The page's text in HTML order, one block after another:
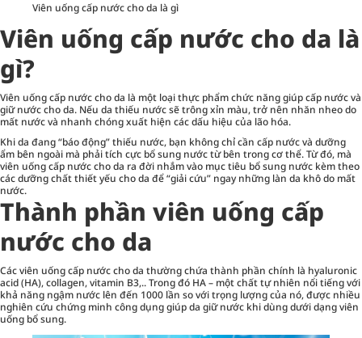
Viên uống cấp nước cho da là gì
Viên uống cấp nước cho da là
gì?
Viên uống cấp nước cho da là một loại thực phẩm chức năng giúp cấp nước và
giữ nước cho da. Nếu da thiếu nước sẽ trông xỉn màu, trở nên nhăn nheo do
mất nước và nhanh chóng xuất hiện các dấu hiệu của lão hóa.
Khi da đang “báo động” thiếu nước, bạn không chỉ cần cấp nước và dưỡng
ẩm bên ngoài mà phải tích cực bổ sung nước từ bên trong cơ thể. Từ đó, mà
viên uống cấp nước cho da ra đời nhắm vào mục tiêu bổ sung nước kèm theo
các dưỡng chất thiết yếu cho da để “giải cứu” ngay những làn da khô do mất
nước.
Thành phần viên uống cấp
nước cho da
Các viên uống cấp nước cho da thường chứa thành phần chính là hyaluronic
acid (HA), collagen, vitamin B3,.. Trong đó HA – một chất tự nhiên nổi tiếng với
khả năng ngậm nước lên đến 1000 lần so với trọng lượng của nó, được nhiều
nghiên cứu chứng minh công dụng giúp da giữ nước khi dùng dưới dạng viên
uống bổ sung.